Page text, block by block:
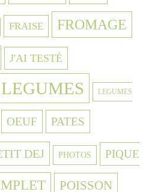
FRAISE FROMAGE
J'AI TESTÉ
LEGUMES LEGUMES
OEUF PATES
DEJ PHOTOS PIQUE
POISSON